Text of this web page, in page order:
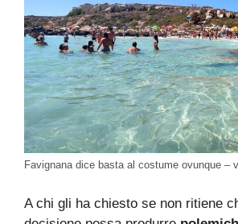
Favignana dice basta al costume ovunque –
A chi gli ha chiesto se non ritiene